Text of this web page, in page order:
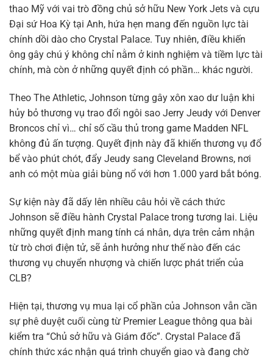
thao Mỹ với vai trò đồng chủ sở hữu New York Jets và cựu
Đại sứ Hoa Kỳ tại Anh, hứa hẹn mang đến nguồn lực tài
chính dồi dào cho Crystal Palace. Tuy nhiên, điều khiến
ông gây chú ý không chỉ nằm ở kinh nghiệm và tiềm lực tài
chính, mà còn ở những quyết định có phần… khác người.
Theo The Athletic, Johnson từng gây xôn xao dư luận khi
hủy bỏ thương vụ trao đổi ngôi sao Jerry Jeudy với Denver
Broncos chỉ vì… chỉ số cầu thủ trong game Madden NFL
không đủ ấn tượng. Quyết định này đã khiến thương vụ đổ
bể vào phút chót, đẩy Jeudy sang Cleveland Browns, nơi
anh có một mùa giải bùng nổ với hơn 1.000 yard bắt bóng.
Sự kiện này đã dấy lên nhiều câu hỏi về cách thức
Johnson sẽ điều hành Crystal Palace trong tương lai. Liệu
những quyết định mang tính cá nhân, dựa trên cảm nhận
từ trò chơi điện tử, sẽ ảnh hưởng như thế nào đến các
thương vụ chuyển nhượng và chiến lược phát triển của
CLB?
Hiện tại, thương vụ mua lại cổ phần của Johnson vẫn cần
sự phê duyệt cuối cùng từ Premier League thông qua bài
kiểm tra “Chủ sở hữu và Giám đốc”. Crystal Palace đã
chính thức xác nhận quá trình chuyển giao và đang chờ